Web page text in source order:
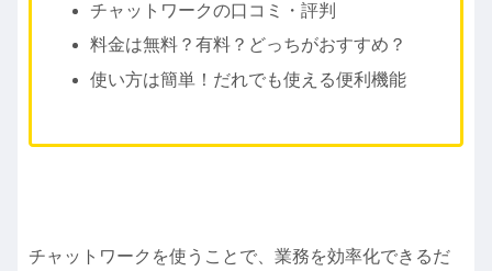
チャットワークの口コミ・評判
料金は無料？有料？どっちがおすすめ？
使い方は簡単！だれでも使える便利機能
チャットワークを使うことで、業務を効率化できるだ